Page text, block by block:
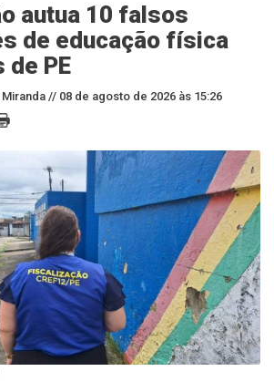
autua 10 falsos
de educação física
de PE
// 08 de agosto de 2026 às 15:26